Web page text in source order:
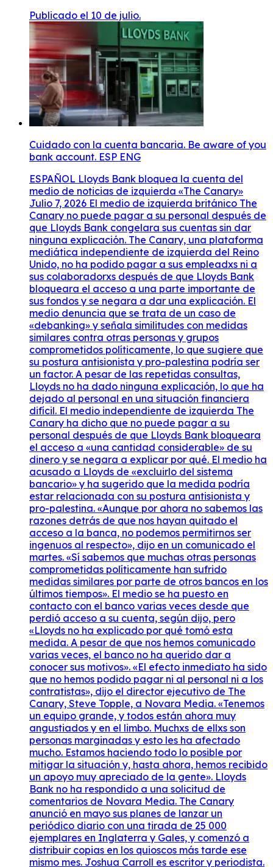
Publicado el 10 de julio.
Cuidado con la cuenta bancaria. Be aware of you
bank account. ESP ENG
ESPAÑOL Lloyds Bank bloquea la cuenta del
medio de noticias de izquierda «The Canary»
Julio 7, 2026 El medio de izquierda británico The
Canary no puede pagar a su personal después de
que Lloyds Bank congelara sus cuentas sin dar
ninguna explicación. The Canary, una plataforma
mediática independiente de izquierda del Reino
Unido, no ha podido pagar a sus empleadxs ni a
sus colaboradorxs después de que Lloyds Bank
bloqueara el acceso a una parte importante de
sus fondos y se negara a dar una explicación. El
medio denuncia que se trata de un caso de
«debanking» y señala similitudes con medidas
similares contra otras personas y grupos
comprometidos políticamente, lo que sugiere que
su postura antisionista y pro-palestina podría ser
un factor. A pesar de las repetidas consultas,
Lloyds no ha dado ninguna explicación, lo que ha
dejado al personal en una situación financiera
difícil. El medio independiente de izquierda The
Canary ha dicho que no puede pagar a su
personal después de que Lloyds Bank bloqueara
el acceso a «una cantidad considerable» de su
dinero y se negara a explicar por qué. El medio ha
acusado a Lloyds de «excluirlo del sistema
bancario» y ha sugerido que la medida podría
estar relacionada con su postura antisionista y
pro-palestina. «Aunque por ahora no sabemos las
razones detrás de que nos hayan quitado el
acceso a la banca, no podemos permitirnos ser
ingenuos al respecto», dijo en un comunicado el
martes. «Sí sabemos que muchas otras personas
comprometidas políticamente han sufrido
medidas similares por parte de otros bancos en los
últimos tiempos». El medio se ha puesto en
contacto con el banco varias veces desde que
perdió acceso a su cuenta, según dijo, pero
«Lloyds no ha explicado por qué tomó esta
medida. A pesar de que nos hemos comunicado
varias veces, el banco no ha querido dar a
conocer sus motivos». «El efecto inmediato ha sido
que no hemos podido pagar ni al personal ni a los
contratistas», dijo el director ejecutivo de The
Canary, Steve Topple, a Novara Media. «Tenemos
un equipo grande, y todos están ahora muy
angustiados y en el limbo. Muchxs de ellxs son
personas marginadas y esto les ha afectado
mucho. Estamos haciendo todo lo posible por
mitigar la situación y, hasta ahora, hemos recibido
un apoyo muy apreciado de la gente». Lloyds
Bank no ha respondido a una solicitud de
comentarios de Novara Media. The Canary
anunció en mayo sus planes de lanzar un
periódico diario con una tirada de 25 000
ejemplares en Inglaterra y Gales, y comenzó a
distribuir copias en los quioscos más tarde ese
mismo mes. Joshua Carroll es escritor y periodista.